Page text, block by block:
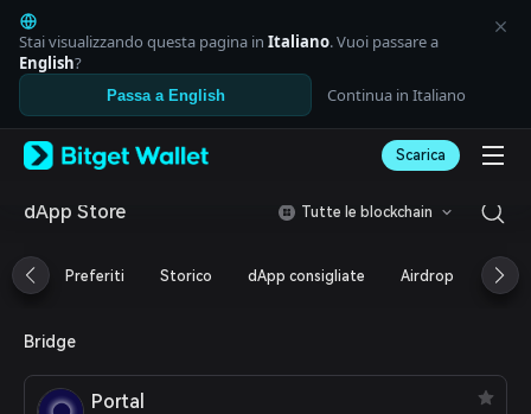
English
日本語
Tiếng Việt
Русский
Español (Latinoamérica)
Italiano
Deutsch
繁體中文
Português (Portugal)
ภาษาไทย
हिन्दी
Stai visualizzando questa pagina in Italiano. Vuoi passare a
English?
Passa a English Continua in Italiano
Scarica
dApp Store Tutte le blockchain
Preferiti Storico dApp consigliate Airdrop DeFi
Bridge
Portal